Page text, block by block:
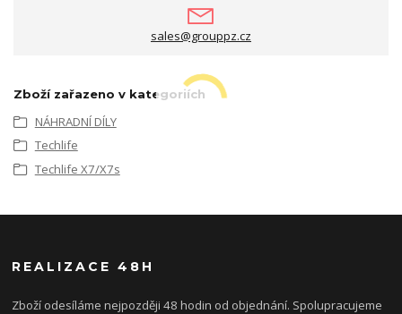
sales@grouppz.cz
Zboží zařazeno v kategoriích
NÁHRADNÍ DÍLY
Techlife
Techlife X7/X7s
REALIZACE 48H
Zboží odesíláme nejpozději 48 hodin od objednání. Spolupracujeme